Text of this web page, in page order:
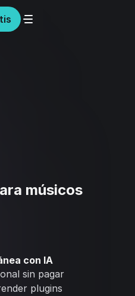
músicos
con IA
sin pagar
plugins